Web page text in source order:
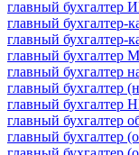
главный бухгалтер
главный бухгалтер-
главный бухгалтер-
главный
главный бухгалтер
главный бухгалтер
главный бухгалтер
главный бухгалтер
главный бухгалтер